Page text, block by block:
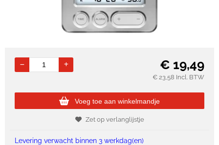
€ 19,49
€ 23,58 Incl. BTW
Voeg toe aan winkelmandje
Zet op verlanglijstje
Levering verwacht binnen 3 werkdag(en)